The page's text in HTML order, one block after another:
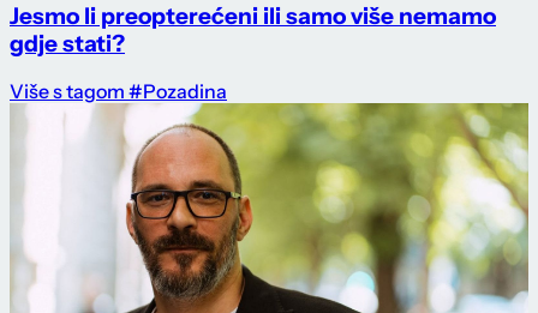
Jesmo li preopterećeni ili samo više nemamo
gdje stati?
Više s tagom #Pozadina